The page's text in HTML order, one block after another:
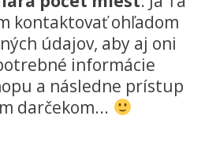
kontaktovať ohľadom
údajov, aby aj oni
informácie
a následne prístup
darčekom...